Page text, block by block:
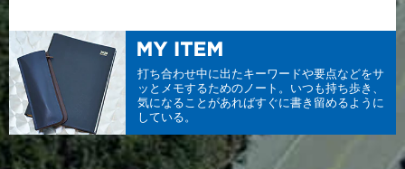
打ち合わせ中に出たキーワードや要点などをサ
ッとメモするためのノート。いつも持ち歩き、
気になることがあればすぐに書き留めるように
している。